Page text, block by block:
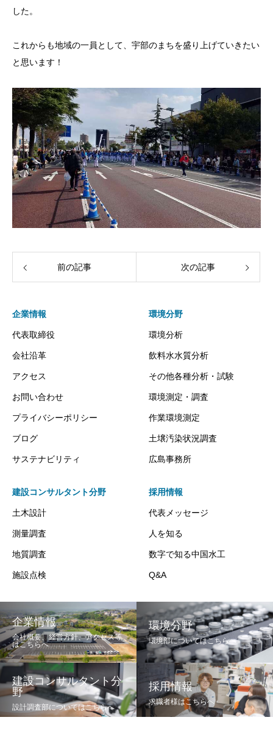
した。
これからも地域の一員として、宇部のまちを盛り上げていきたい
と思います！
前の記事 次の記事
企業情報
代表取締役
会社沿革
アクセス
お問い合わせ
プライバシーポリシー
ブログ
サステナビリティ
環境分野
環境分析
飲料水水質分析
その他各種分析・試験
環境測定・調査
作業環境測定
土壌汚染状況調査
広島事務所
建設コンサルタント分野
土木設計
測量調査
地質調査
施設点検
採用情報
代表メッセージ
人を知る
数字で知る中国水工
Q&A
企業情報
会社概要、経営方針、アクセス等
はこちらへ
環境分野
環境部についてはこちらへ
建設コンサルタント分
野
設計調査部についてはこちらへ
採用情報
求職者様はこちらへ